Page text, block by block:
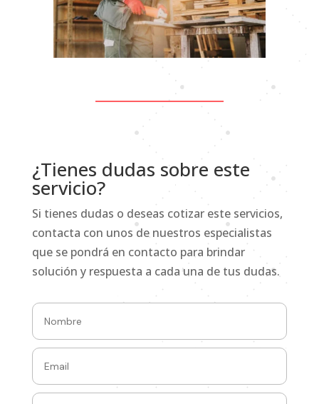
¿Tienes dudas sobre este
servicio?
Si tienes dudas o deseas cotizar este servicios,
contacta con unos de nuestros especialistas
que se pondrá en contacto para brindar
solución y respuesta a cada una de tus dudas.